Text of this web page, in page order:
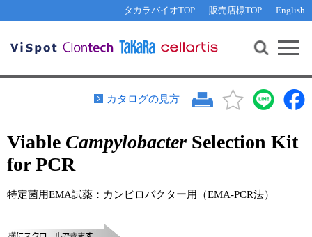
タカラバイオTOP 販売店様TOP English
機能解析・サイレンシング
PCR・等温増幅
リアルタイムPCR（qPCR）
装置・ソフトウェア
サンプル請求
その他 ライセンスに関するご相談
遺伝子組換え生物該当製品
研究支援ツール
Cut-Site Navigator 制限酵素切断サイトの検索
In-Fusion Cloning プライマー設計
抗体検索サイト
リアルタイムPCR
プライマー・プローブ検索・注文
お問い合わせ WEB会員登録
カタログの見方
Viable Campylobacter Selection Kit
for PCR
特定菌用EMA試薬：カンピロバクター用（EMA-PCR法）